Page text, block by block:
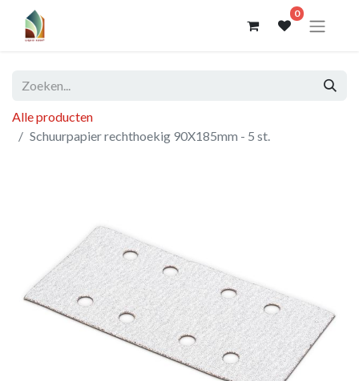
0
Alle producten
Schuurpapier rechthoekig 90X185mm - 5 st.